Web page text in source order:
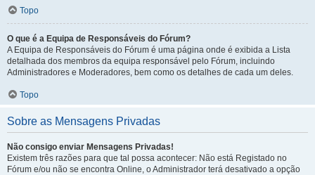
Topo
O que é a Equipa de Responsáveis do Fórum?
A Equipa de Responsáveis do Fórum é uma página onde é exibida a Lista
detalhada dos membros da equipa responsável pelo Fórum, incluindo
Administradores e Moderadores, bem como os detalhes de cada um deles.
Topo
Sobre as Mensagens Privadas
Não consigo enviar Mensagens Privadas!
Existem três razões para que tal possa acontecer: Não está Registado no
Fórum e/ou não se encontra Online, o Administrador terá desativado a opção